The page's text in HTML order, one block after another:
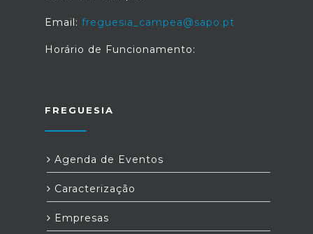
Email: freguesia_campea@sapo.pt
Horário de Funcionamento:
FREGUESIA
Agenda de Eventos
Caracterização
Empresas